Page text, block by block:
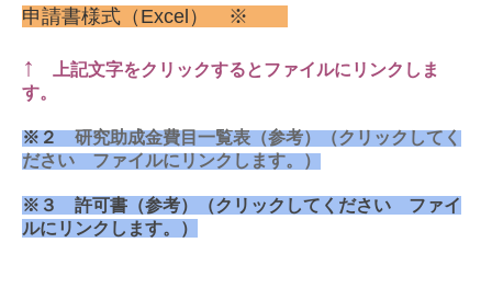
申請書様式（Excel） ※
↑
上記文字をクリックするとファイルにリンクしま
す。
※２ 研究助成金費目一覧表 （参考）（クリックしてく
ださい ファイルにリンクします。）
※３ 許可書 （参考）（クリックしてください ファイ
ルにリンクします。）